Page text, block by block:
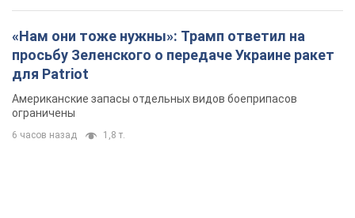
«Нам они тоже нужны»: Трамп ответил на
просьбу Зеленского о передаче Украине ракет
для Patriot
Американские запасы отдельных видов боеприпасов
ограничены
6 часов назад 1,8 т.